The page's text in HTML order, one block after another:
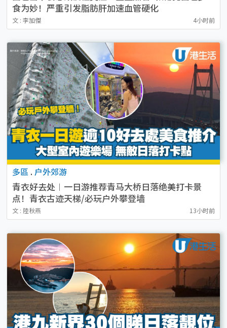
食为妙！严重引发脂肪肝加速血管硬化
文 : 李加傑 4小时前
多區 . 户外郊游
青衣好去处︱一日游推荐青马大桥日落绝美打卡景
点！青衣古迹天梯/必玩户外攀登墙
文 : 陸秋燕 13小时前